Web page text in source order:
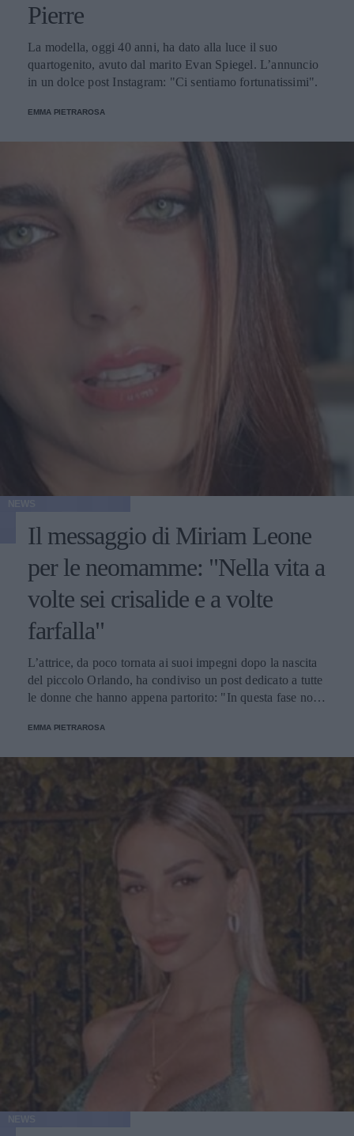
Pierre
La modella, oggi 40 anni, ha dato alla luce il suo
quartogenito, avuto dal marito Evan Spiegel. L’annuncio
in un dolce post Instagram: "Ci sentiamo fortunatissimi".
EMMA PIETRAROSA
Il messaggio di Miriam Leone
per le neomamme: "Nella vita a
volte sei crisalide e a volte
farfalla"
L’attrice, da poco tornata ai suoi impegni dopo la nascita
del piccolo Orlando, ha condiviso un post dedicato a tutte
le donne che hanno appena partorito: "In questa fase non
EMMA PIETRAROSA